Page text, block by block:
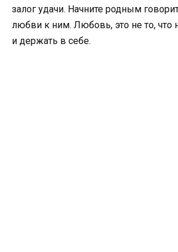
залог удачи. Начните родным
любви к ним. Любовь, это не то, что
и держать в себе.